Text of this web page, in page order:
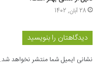
28 آبان, 1402
دیدگاهتان را بنویسید
نشانی ایمیل شما منتشر نخواهد شد.